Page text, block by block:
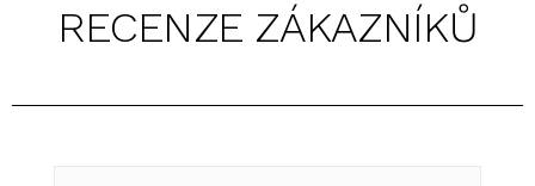
RECENZE ZÁKAZNÍKŮ